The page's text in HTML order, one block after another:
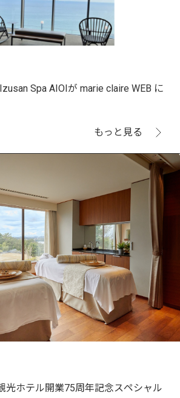
Spa AIOIが marie claire WEB に
もっと見る
光ホテル開業75周年記念スペシャル